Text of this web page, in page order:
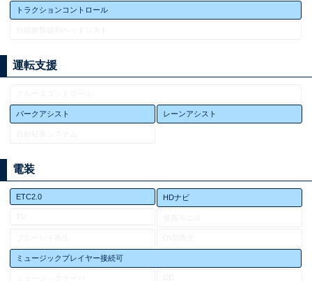
トラクションコントロール
運転支援
パークアシスト レーンアシスト
電装
ETC2.0 HDナビ
ミュージックプレイヤー接続可